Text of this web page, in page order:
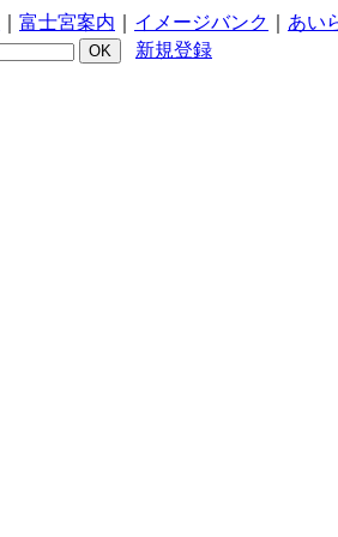
富士宮案内 イメージバンク あい
新規登録